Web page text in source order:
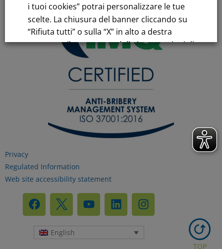
Privacy
Regulated Information
Web site accessibility statement
English
TOP
i tuoi cookies” potrai personalizzare le tue
scelte. La chiusura del banner cliccando su
“Rifiuta tutti” o sulla “X” in alto a destra
comporta il permanere delle impostazioni di
default e la continuazione della navigazione
in assenza di cookie o altri strumenti di
tracciamento diversi da quelli tecnici.
Per maggiori informazioni consulta la
nostra
Informativa sui dati personali e cookie
RIFIUTA TUTTI
GESTISCI I TUOI COOKIES